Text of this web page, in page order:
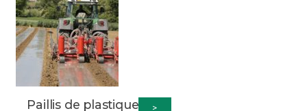
Paillis de plastique >